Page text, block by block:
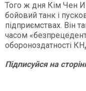
Того ж дня Кім Чен
бойовий танк і
підприємствах. Він
часом
обороноздатності
Підписуйсяна